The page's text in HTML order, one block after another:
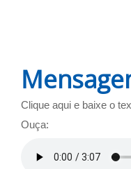
Clique aqui e baixe o
Ouça: